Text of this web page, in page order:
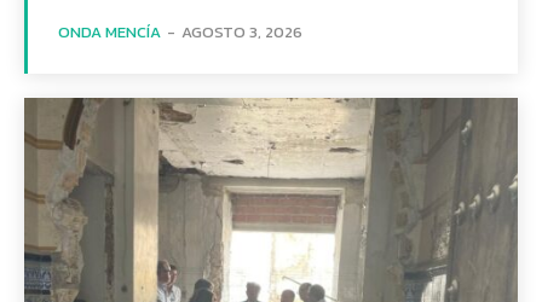
ONDA MENCÍA - AGOSTO 3, 2026